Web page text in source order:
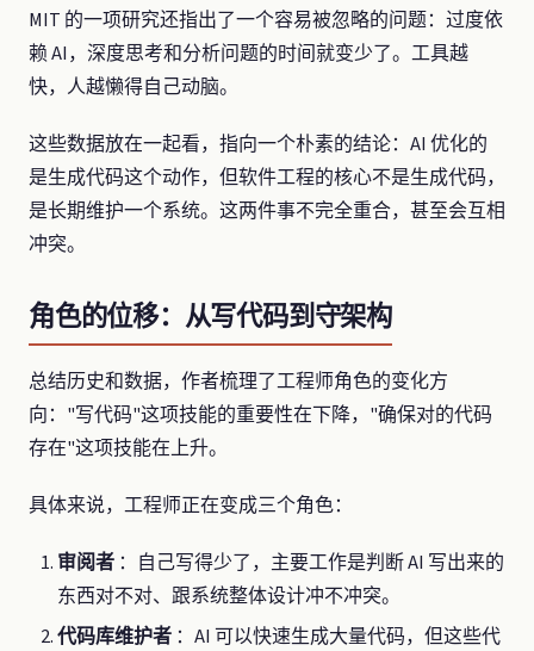
MIT 的一项研究还指出了一个容易被忽略的问题：过度依
赖 AI，深度思考和分析问题的时间就变少了。工具越
快，人越懒得自己动脑。
这些数据放在一起看，指向一个朴素的结论：AI 优化的
是生成代码这个动作，但软件工程的核心不是生成代码，
是长期维护一个系统。这两件事不完全重合，甚至会互相
冲突。
角色的位移：从写代码到守架构
总结历史和数据，作者梳理了工程师角色的变化方
向："写代码"这项技能的重要性在下降，"确保对的代码
存在"这项技能在上升。
具体来说，工程师正在变成三个角色：
审阅者 ：自己写得少了，主要工作是判断 AI 写出来的
东西对不对、跟系统整体设计冲不冲突。
代码库维护者 ：AI 可以快速生成大量代码，但这些代